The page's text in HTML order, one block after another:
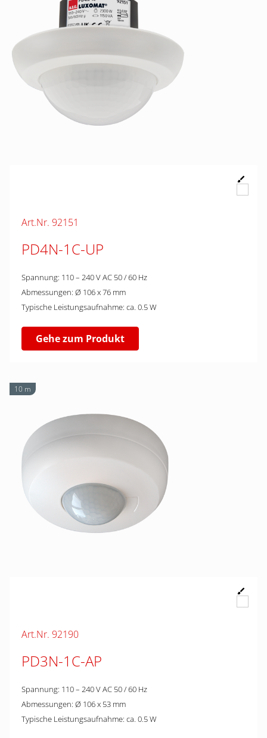
Art.Nr. 92151
PD4N-1C-UP
Spannung: 110 – 240 V AC 50 / 60 Hz
Abmessungen: Ø 106 x 76 mm
Typische Leistungsaufnahme: ca. 0.5 W
Gehe zum Produkt
10 m
Art.Nr. 92190
PD3N-1C-AP
Spannung: 110 – 240 V AC 50 / 60 Hz
Abmessungen: Ø 106 x 53 mm
Typische Leistungsaufnahme: ca. 0.5 W